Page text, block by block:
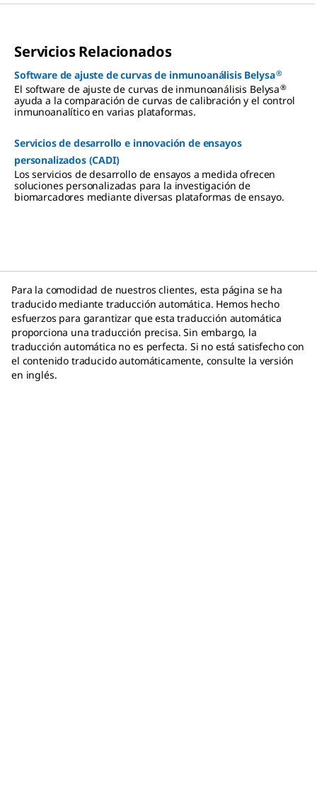
Servicios Relacionados
Software de ajuste de curvas de inmunoanálisis Belysa®
El software de ajuste de curvas de inmunoanálisis Belysa®
ayuda a la comparación de curvas de calibración y el control
inmunoanalítico en varias plataformas.
Servicios de desarrollo e innovación de ensayos
personalizados (CADI)
Los servicios de desarrollo de ensayos a medida ofrecen
soluciones personalizadas para la investigación de
biomarcadores mediante diversas plataformas de ensayo.
Para la comodidad de nuestros clientes, esta página se ha
traducido mediante traducción automática. Hemos hecho
esfuerzos para garantizar que esta traducción automática
proporciona una traducción precisa. Sin embargo, la
traducción automática no es perfecta. Si no está satisfecho con
el contenido traducido automáticamente, consulte la versión
en inglés.